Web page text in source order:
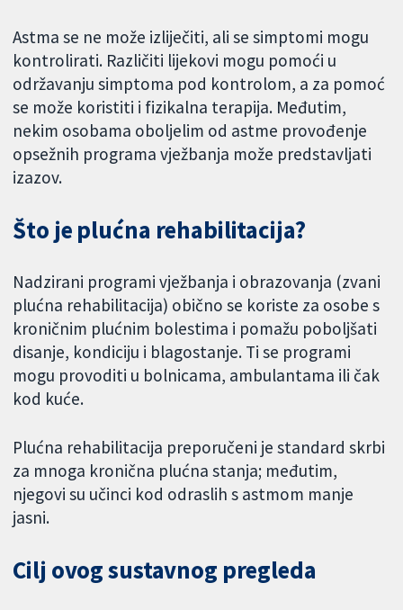
Astma se ne može izliječiti, ali se simptomi mogu
kontrolirati. Različiti lijekovi mogu pomoći u
održavanju simptoma pod kontrolom, a za pomoć
se može koristiti i fizikalna terapija. Međutim,
nekim osobama oboljelim od astme provođenje
opsežnih programa vježbanja može predstavljati
izazov.
Što je plućna rehabilitacija?
Nadzirani programi vježbanja i obrazovanja (zvani
plućna rehabilitacija) obično se koriste za osobe s
kroničnim plućnim bolestima i pomažu poboljšati
disanje, kondiciju i blagostanje. Ti se programi
mogu provoditi u bolnicama, ambulantama ili čak
kod kuće.
Plućna rehabilitacija preporučeni je standard skrbi
za mnoga kronična plućna stanja; međutim,
njegovi su učinci kod odraslih s astmom manje
jasni.
Cilj ovog sustavnog pregleda